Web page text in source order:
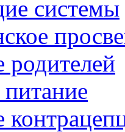
системы
родителей